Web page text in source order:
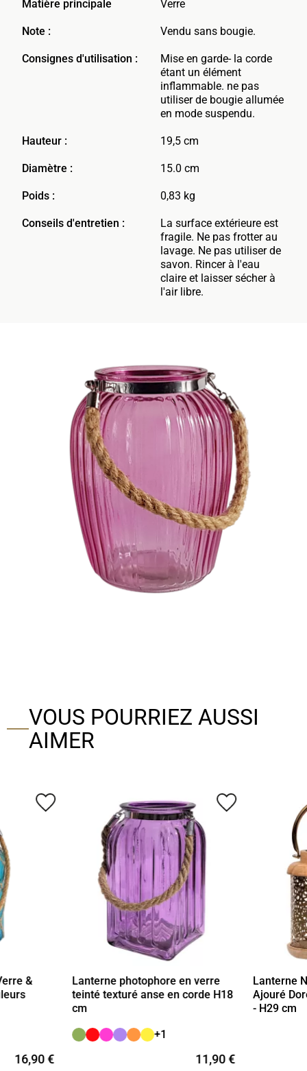
Matière principale Verre
Note : Vendu sans bougie.
Consignes d'utilisation :
Mise en garde- la corde
étant un élément
inflammable. ne pas
utiliser de bougie allumée
en mode suspendu.
Hauteur : 19,5 cm
Diamètre : 15.0 cm
Poids : 0,83 kg
Conseils d'entretien :
La surface extérieure est
fragile. Ne pas frotter au
lavage. Ne pas utiliser de
savon. Rincer à l'eau
claire et laisser sécher à
l'air libre.
VOUS POURRIEZ AUSSI
AIMER
&
16,90 €
favorite_border
Lanterne photophore en verre
teinté texturé anse en corde H18
cm
+1
11,90 €
favorite_border
Lanterne
Ajouré
- H29 cm